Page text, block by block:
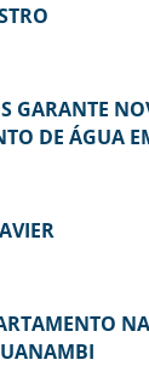
GARANTE
DE ÁGUA